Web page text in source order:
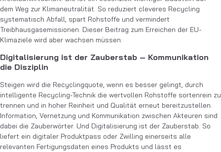
dem Weg zur Klimaneutralität. So reduziert cleveres Recycling
systema­tisch Abfall, spart Rohstoffe und vermindert
Treibhausgasemissio­nen. Dieser Beitrag zum Erreichen der EU-
Klimaziele wird aber wachsen müssen.
Digitalisierung ist der Zauberstab – Kommunikation
die Disziplin
Steigen wird die Recyclingquote, wenn es besser gelingt, durch
intelligente Recycling-Technik die wertvollen Rohstoffe sortenrein zu
trennen und in hoher Reinheit und Qualität erneut bereitzustellen.
Information, Vernetzung und Kommunikation zwischen Akteuren sind
dabei die Zauberwörter. Und Digitalisierung ist der Zauberstab. So
liefert ein digitaler Produktpass oder Zwilling einerseits alle
relevanten Fertigungsdaten eines Produkts und lässt es